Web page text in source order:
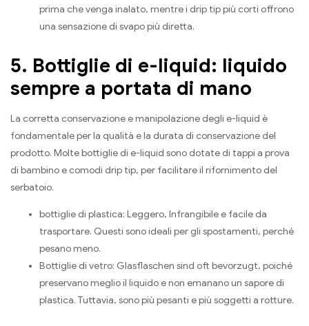
prima che venga inalato, mentre i drip tip più corti offrono
una sensazione di svapo più diretta.
5. Bottiglie di e-liquid: liquido
sempre a portata di mano
La corretta conservazione e manipolazione degli e-liquid è
fondamentale per la qualità e la durata di conservazione del
prodotto. Molte bottiglie di e-liquid sono dotate di tappi a prova
di bambino e comodi drip tip, per facilitare il rifornimento del
serbatoio.
bottiglie di plastica: Leggero, Infrangibile e facile da
trasportare. Questi sono ideali per gli spostamenti, perché
pesano meno.
Bottiglie di vetro: Glasflaschen sind oft bevorzugt, poiché
preservano meglio il liquido e non emanano un sapore di
plastica. Tuttavia, sono più pesanti e più soggetti a rotture.